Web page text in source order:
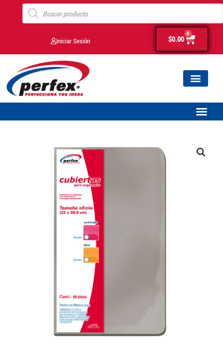
Iniciar Sesión $0.00
0